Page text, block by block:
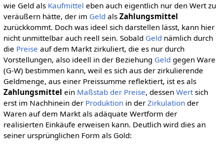
wie Geld als Kaufmittel eben auch eigentlich nur den Wert zu
veräußern hätte, der im Geld als Zahlungsmittel
zurückkommt. Doch was ideel sich darstellen lässt, kann hier
nicht unmittelbar auch reell sein. Sobald Geld nämlich durch
die Preise auf dem Markt zirkuliert, die es nur durch
Vorstellungen, also ideell in der Beziehung Geld gegen Ware
(G-W) bestimmen kann, weil es sich aus der zirkulierende
Geldmenge, aus einer Preissumme reflektiert, ist es als
Zahlungsmittel ein Maßstab der Preise, dessen Wertsich
erst im Nachhinein der Produktionin der Zirkulationder
Waren auf dem Markt als adäquate Wertform der
realisierten Einkäufe erweisen kann. Deutlich wird dies an
seiner ursprünglichen Form als Gold: